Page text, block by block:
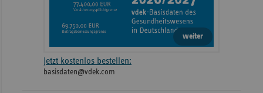
weiter
Jetzt kostenlos bestellen:
basisdaten@vdek.com